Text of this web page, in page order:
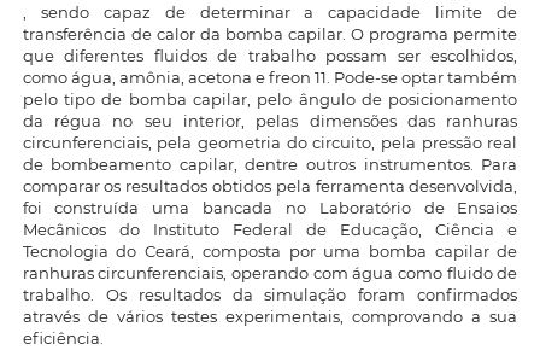
, sendo capaz de determinar a capacidade limite de
transferência de calor da bomba capilar. O programa permite
que diferentes fluidos de trabalho possam ser escolhidos,
como água, amônia, acetona e freon 11. Pode-se optar também
pelo tipo de bomba capilar, pelo ângulo de posicionamento
da régua no seu interior, pelas dimensões das ranhuras
circunferenciais, pela geometria do circuito, pela pressão real
de bombeamento capilar, dentre outros instrumentos. Para
comparar os resultados obtidos pela ferramenta desenvolvida,
foi construída uma bancada no Laboratório de Ensaios
Mecânicos do Instituto Federal de Educação, Ciência e
Tecnologia do Ceará, composta por uma bomba capilar de
ranhuras circunferenciais, operando com água como fluido de
trabalho. Os resultados da simulação foram confirmados
através de vários testes experimentais, comprovando a sua
eficiência.